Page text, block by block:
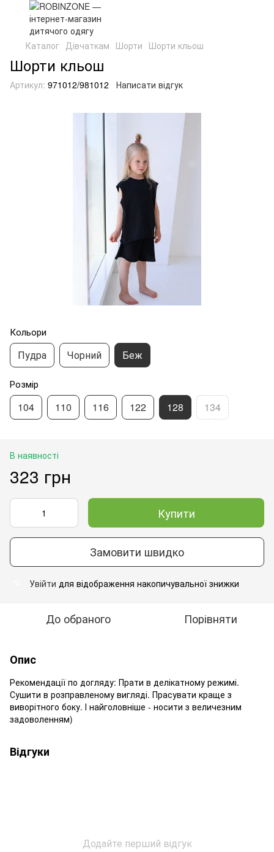
Каталог Дівчаткам Шорти Шорти кльош
Шорти кльош
Артикул: 971012/981012 Написати відгук
Кольори
Пудра Чорний Беж
Розмір
104 110 116 122 128 134
В наявності
323 грн
Купити
Замовити швидко
Увійти для відображення накопичувальної знижки
До обраного Порівняти
Опис
Рекомендації по догляду: Прати в делікатному режимі.
Сушити в розправленому вигляді. Прасувати краще з
виворітного боку. І найголовніше - носити з величезним
задоволенням)
Відгуки
Додайте перший відгук